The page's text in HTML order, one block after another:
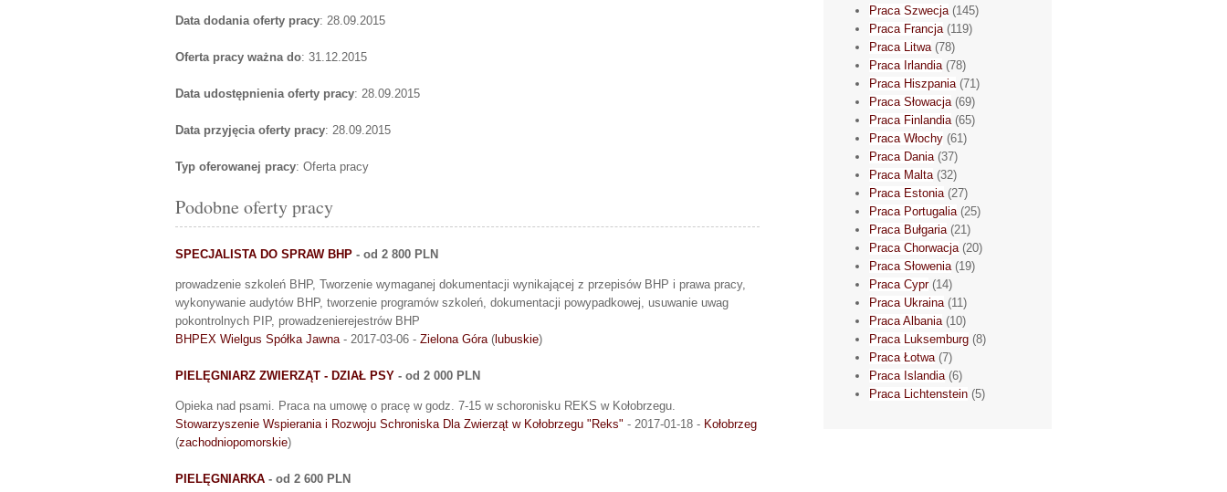
Data dodania oferty pracy: 28.09.2015
Oferta pracy ważna do: 31.12.2015
Data udostępnienia oferty pracy: 28.09.2015
Data przyjęcia oferty pracy: 28.09.2015
Typ oferowanej pracy: Oferta pracy
Podobne oferty pracy
SPECJALISTA DO SPRAW BHP - od 2 800 PLN
prowadzenie szkoleń BHP, Tworzenie wymaganej dokumentacji wynikającej z przepisów BHP i prawa pracy,
wykonywanie audytów BHP, tworzenie programów szkoleń, dokumentacji powypadkowej, usuwanie uwag
pokontrolnych PIP, prowadzenierejestrów BHP
BHPEX Wielgus Spółka Jawna - 2017-03-06 - Zielona Góra (lubuskie)
PIELĘGNIARZ ZWIERZĄT - DZIAŁ PSY - od 2 000 PLN
Opieka nad psami. Praca na umowę o pracę w godz. 7-15 w schoronisku REKS w Kołobrzegu.
Stowarzyszenie Wspierania i Rozwoju Schroniska Dla Zwierząt w Kołobrzegu "Reks" - 2017-01-18 - Kołobrzeg
(zachodniopomorskie)
PIELĘGNIARKA - od 2 600 PLN
Praca Szwecja(145)
Praca Francja(119)
Praca Litwa(78)
Praca Irlandia(78)
Praca Hiszpania(71)
Praca Słowacja(69)
Praca Finlandia(65)
Praca Włochy (61)
Praca Dania(37)
Praca Malta(32)
Praca Estonia(27)
Praca Portugalia(25)
Praca Bułgaria(21)
Praca Chorwacja(20)
Praca Słowenia(19)
Praca Cypr(14)
Praca Ukraina(11)
Praca Albania(10)
Praca Luksemburg (8)
Praca Łotwa(7)
Praca Islandia(6)
Praca Lichtenstein (5)